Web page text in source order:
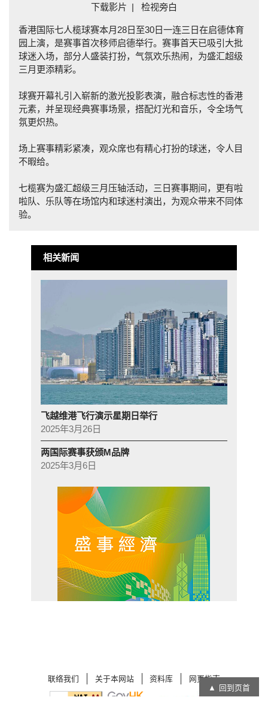
下载影片 | 检视旁白
香港国际七人榄球赛本月28日至30日一连三日在启德体育
园上演，是赛事首次移师启德举行。赛事首天已吸引大批
球迷入场，部分人盛装打扮，气氛欢乐热闹，为盛汇超级
三月更添精彩。
球赛开幕礼引入崭新的激光投影表演，融合标志性的香港
元素，并呈现经典赛事场景，搭配灯光和音乐，令全场气
氛更炽热。
场上赛事精彩紧凑，观众席也有精心打扮的球迷，令人目
不暇给。
七榄赛为盛汇超级三月压轴活动，三日赛事期间，更有啦
啦队、乐队等在场馆内和球迷村演出，为观众带来不同体
验。
相关新闻
飞越维港飞行演示星期日举行
2025年3月26日
两国际赛事获颁M品牌
2025年3月6日
联络我们 关于本网站 资料库
网页指南
回到页首